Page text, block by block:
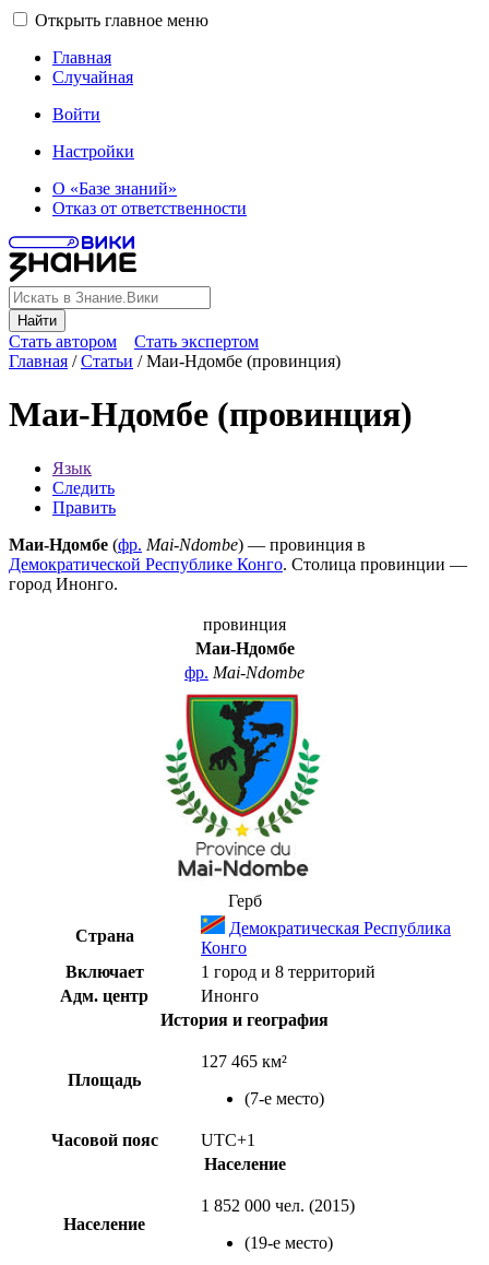
Открыть главное меню
Главная
Случайная
Войти
Настройки
О «Базе знаний»
Отказ от ответственности
Найти
Стать автором
Стать экспертом
Главная /Статьи /Маи-Ндомбе (провинция)
Маи-Ндомбе (провинция)
Язык
Следить
Править
Маи-Ндомбе (фр. Mai-Ndombe) — провинция в
Демократической Республике Конго. Столица провинции —
город Инонго.
провинция
Маи-Ндомбе
фр. Mai-Ndombe
Герб
Страна
Демократическая Республика
Конго
Включает
1 город и 8 территорий
Адм. центр
Инонго
История и география
Площадь
127 465 км²
(7-е место)
Часовой пояс
UTC+1
Население
Население
1 852 000 чел. (2015)
(19-е место)